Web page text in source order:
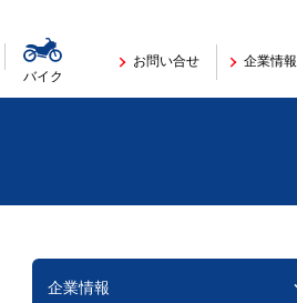
バイク
お問い合せ 企業情報
企業情報